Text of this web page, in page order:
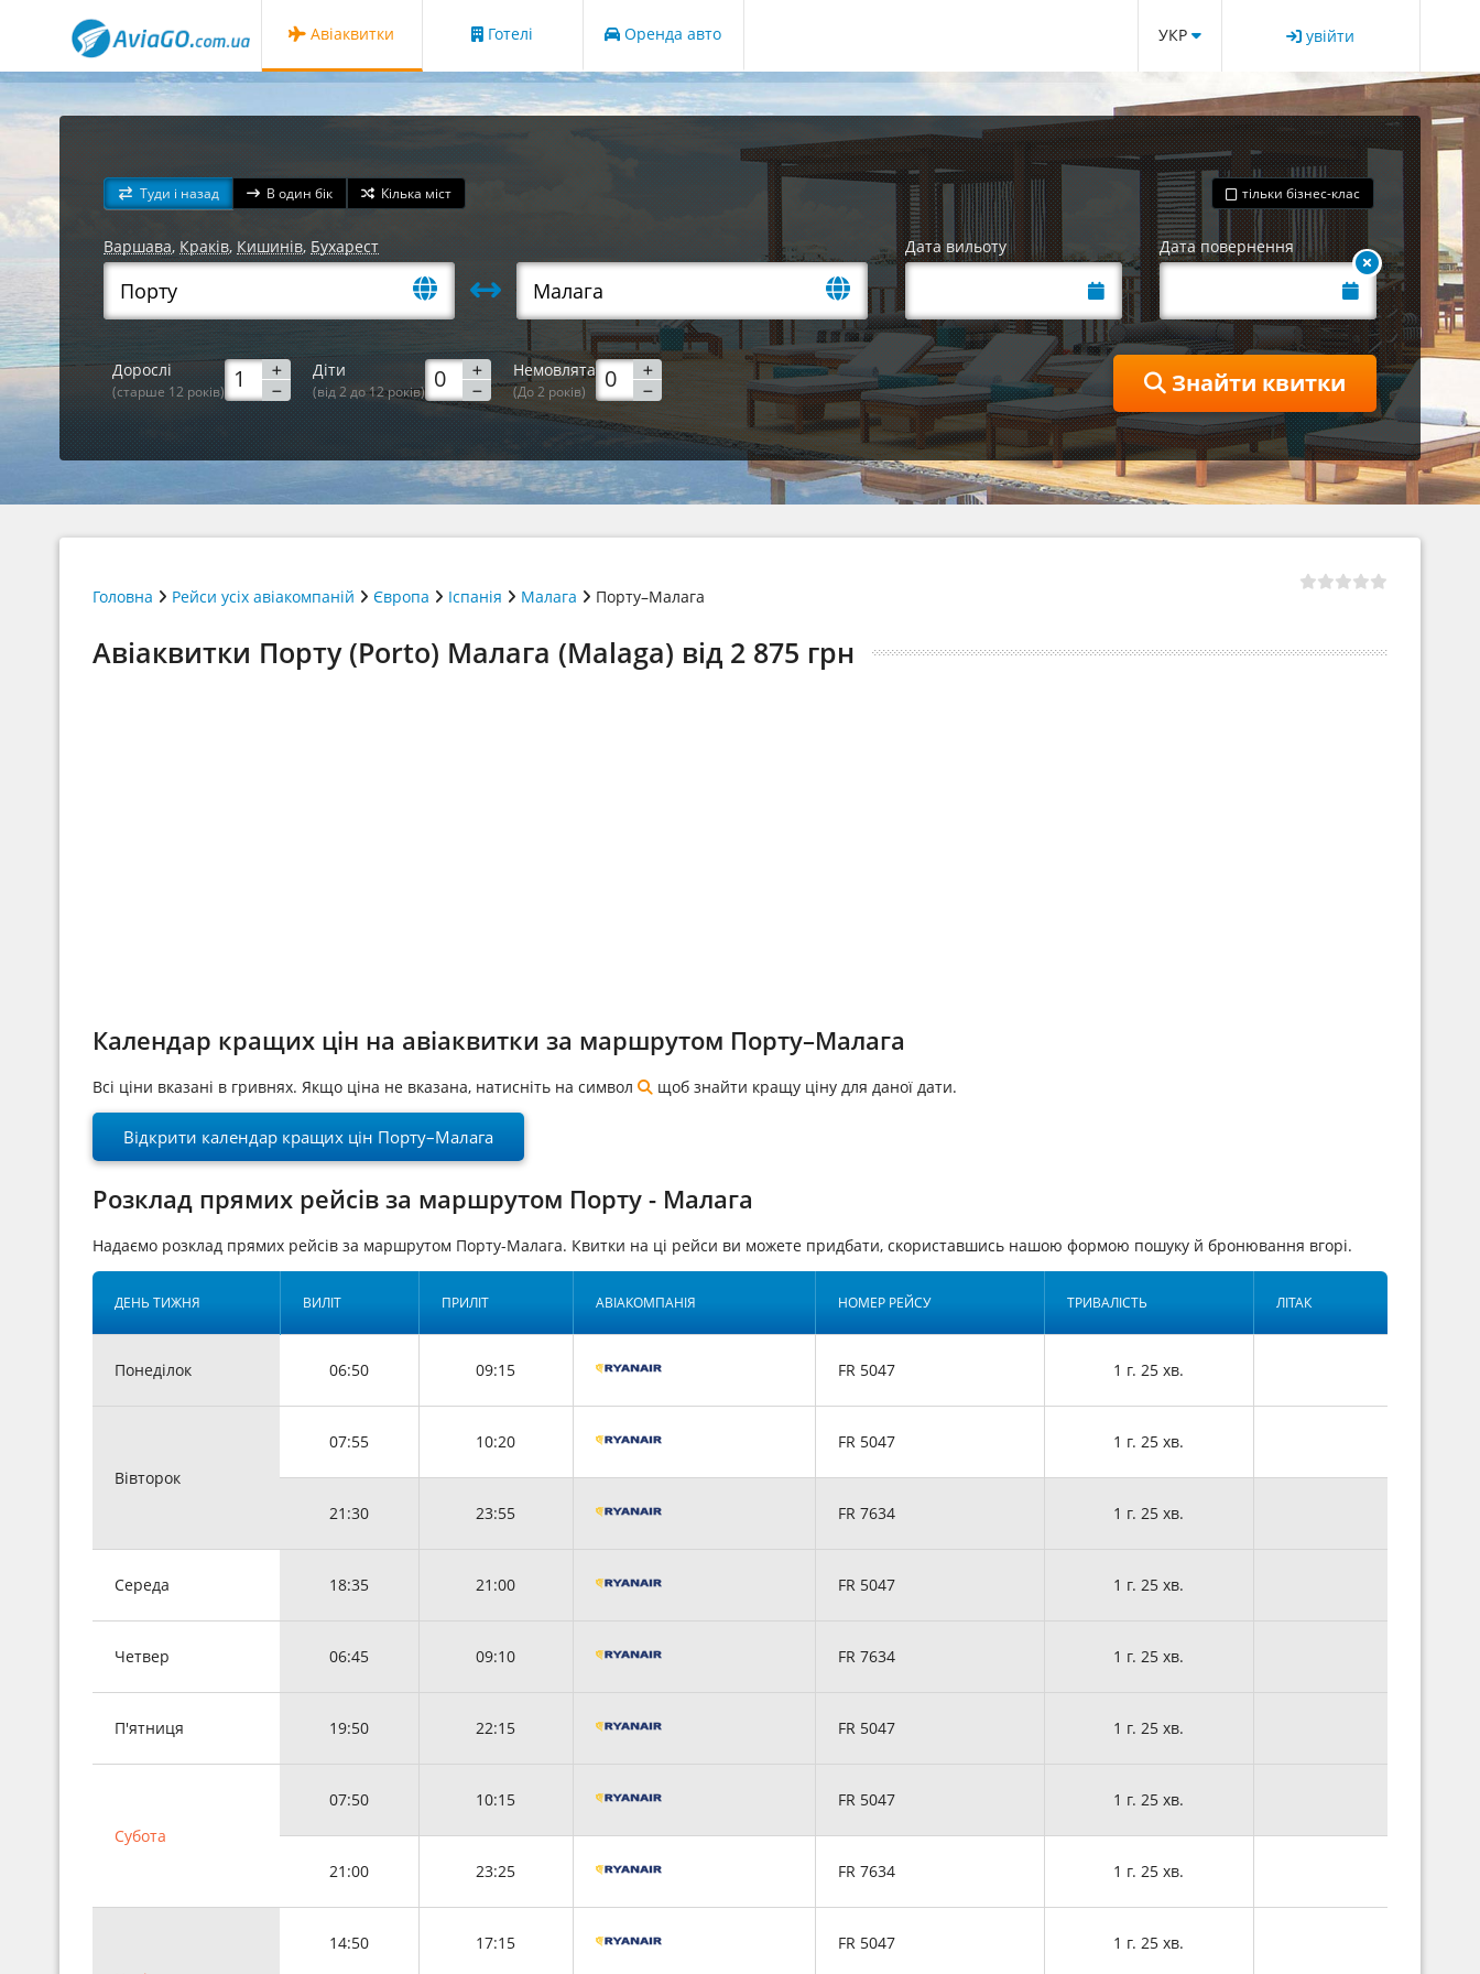
Авіаквитки Готелі Оренда авто УКР увійти
Туди і назад В один бік Кілька міст тільки бізнес-клас
Варшава, Краків, Кишинів, Бухарест Дата вильоту Дата повернення
Дорослі
(старше 12 років)
Діти
(від 2 до 12 років)
Немовлята
(До 2 років) Знайти квитки
Головна Рейси усіх авіакомпаній Європа Іспанія Малага Порту–Малага
Авіаквитки Порту (Porto) Малага (Malaga) від 2 875 грн
Календар кращих цін на авіаквитки за маршрутом Порту–Малага
Всі ціни вказані в гривнях. Якщо ціна не вказана, натисніть на символ щоб знайти кращу ціну для даної дати.
Відкрити календар кращих цін Порту–Малага
Розклад прямих рейсів за маршрутом Порту - Малага
Надаємо розклад прямих рейсів за маршрутом Порту-Малага. Квитки на ці рейси ви можете придбати, скориставшись нашою формою пошуку й бронювання вгорі.
ДЕНЬ ТИЖНЯ ВИЛІТ ПРИЛІТ АВІАКОМПАНІЯ НОМЕР РЕЙСУ ТРИВАЛІСТЬ ЛІТАК
Понеділок 06:50 09:15 FR 5047 1 г. 25 хв.
Вівторок
07:55 10:20 FR 5047 1 г. 25 хв.
21:30 23:55 FR 7634 1 г. 25 хв.
Середа 18:35 21:00 FR 5047 1 г. 25 хв.
Четвер 06:45 09:10 FR 7634 1 г. 25 хв.
П'ятниця 19:50 22:15 FR 5047 1 г. 25 хв.
Субота
07:50 10:15 FR 5047 1 г. 25 хв.
21:00 23:25 FR 7634 1 г. 25 хв.
14:50 17:15 FR 5047 1 г. 25 хв.